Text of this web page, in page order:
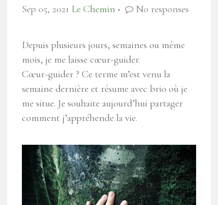
Sep 05, 2021 Le Chemin ● No responses
Depuis plusieurs jours, semaines ou même
mois, je me laisse cœur-guider.
Cœur-guider ? Ce terme m’est venu la
semaine dernière et résume avec brio où je
me situe. Je souhaite aujourd’hui partager
comment j’appréhende la vie.